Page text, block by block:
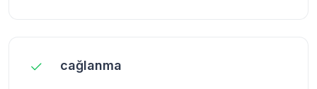
cağlanma